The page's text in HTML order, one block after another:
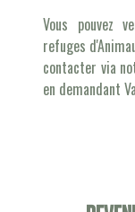
Vous pouvez
refuges
contacter via
en demandant